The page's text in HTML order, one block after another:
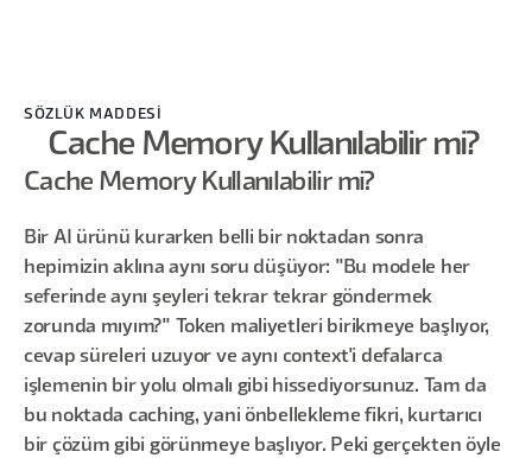
SÖZLÜK MADDESİ
Cache Memory Kullanılabilir mi?
Cache Memory Kullanılabilir mi?
Bir AI ürünü kurarken belli bir noktadan sonra
hepimizin aklına aynı soru düşüyor: "Bu modele her
seferinde aynı şeyleri tekrar tekrar göndermek
zorunda mıyım?" Token maliyetleri birikmeye başlıyor,
cevap süreleri uzuyor ve aynı context'i defalarca
işlemenin bir yolu olmalı gibi hissediyorsunuz. Tam da
bu noktada caching, yani önbellekleme fikri, kurtarıcı
bir çözüm gibi görünmeye başlıyor. Peki gerçekten öyle